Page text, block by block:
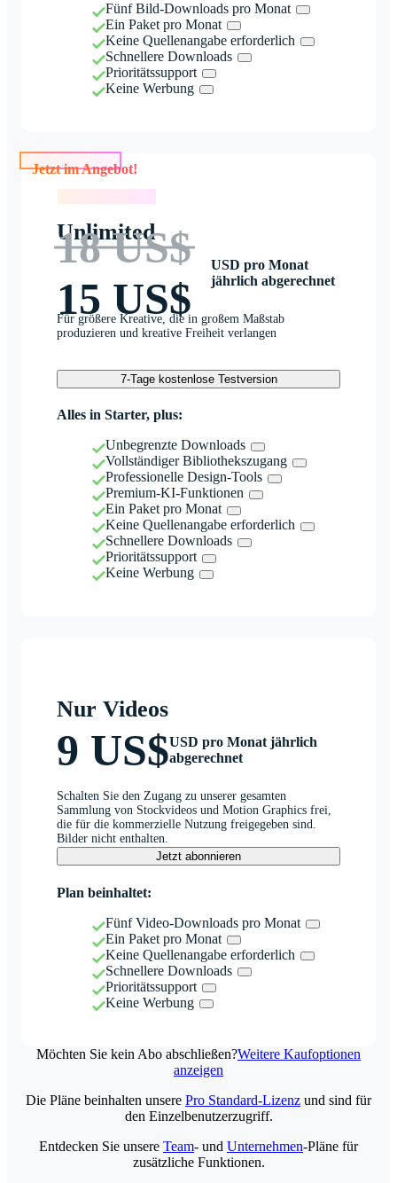
Fünf Bild-Downloads pro Monat
Ein Paket pro Monat
Keine Quellenangabe erforderlich
Schnellere Downloads
Prioritätssupport
Keine Werbung
Jetzt im Angebot!
Unlimited
18 US$
15 US$
USD pro Monat
jährlich abgerechnet
Für größere Kreative, die in großem Maßstab
produzieren und kreative Freiheit verlangen
7-Tage kostenlose Testversion
Alles in Starter, plus:
Unbegrenzte Downloads
Vollständiger Bibliothekszugang
Professionelle Design-Tools
Premium-KI-Funktionen
Ein Paket pro Monat
Keine Quellenangabe erforderlich
Schnellere Downloads
Prioritätssupport
Keine Werbung
Nur Videos
9 US$USD pro Monat jährlich
abgerechnet
Schalten Sie den Zugang zu unserer gesamten
Sammlung von Stockvideos und Motion Graphics frei,
die für die kommerzielle Nutzung freigegeben sind.
Bilder nicht enthalten.
Jetzt abonnieren
Plan beinhaltet:
Fünf Video-Downloads pro Monat
Ein Paket pro Monat
Keine Quellenangabe erforderlich
Schnellere Downloads
Prioritätssupport
Keine Werbung
Möchten Sie kein Abo abschließen?Weitere Kaufoptionen
anzeigen
Die Pläne beinhalten unsere Pro Standard-Lizenz und sind für
den Einzelbenutzerzugriff.
Entdecken Sie unsere Team- und Unternehmen-Pläne für
zusätzliche Funktionen.